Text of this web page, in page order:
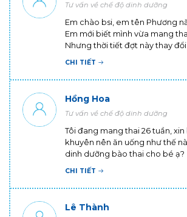
Tư vấn về chế độ dinh dưỡng
Em chào bsi, em tên Phương
Em mới biết mình vừa mang
Nhưng thời tiết đợt này thay
em cũng vẫn phải đi làm và
sẽ bị nhiễm bệnh trong giai
có cách nào để có thể phòng
mang thai không ạ? Em cảm ơn
CHI TIẾT
Hồng Hoa
Tư vấn về chế độ dinh dưỡng
Tôi đang mang thai 26 tuần, xin
khuyên nên ăn uống như thế
dinh dưỡng bào thai cho bé ạ?
CHI TIẾT
Lê Thành